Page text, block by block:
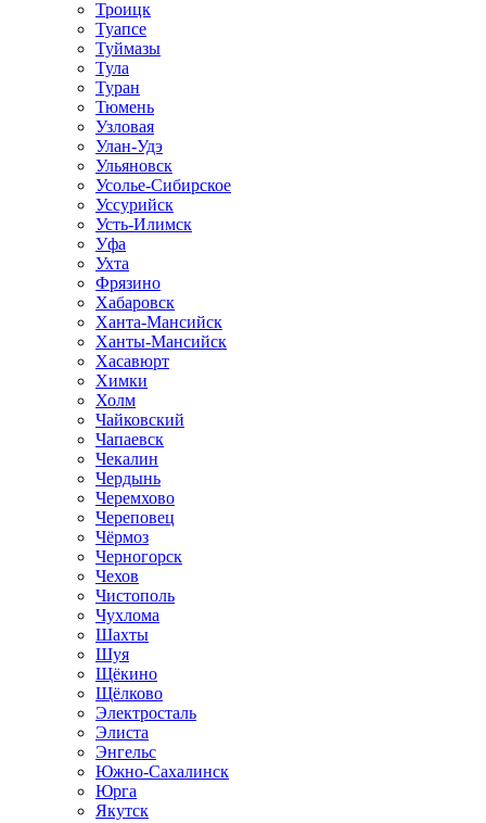
Троицк
Туапсе
Туймазы
Тула
Туран
Тюмень
Узловая
Улан-Удэ
Ульяновск
Усолье-Сибирское
Уссурийск
Усть-Илимск
Уфа
Ухта
Фрязино
Хабаровск
Ханта-Мансийск
Ханты-Мансийск
Хасавюрт
Химки
Холм
Чайковский
Чапаевск
Чекалин
Чердынь
Черемхово
Череповец
Чёрмоз
Черногорск
Чехов
Чистополь
Чухлома
Шахты
Шуя
Щёкино
Щёлково
Электросталь
Элиста
Энгельс
Южно-Сахалинск
Юрга
Якутск